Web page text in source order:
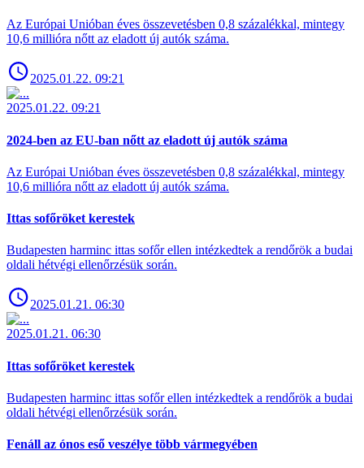
Az Európai Unióban éves összevetésben 0,8 százalékkal, mintegy
10,6 millióra nőtt az eladott új autók száma.
2025.01.22. 09:21
2025.01.22. 09:21
2024-ben az EU-ban nőtt az eladott új autók száma
Az Európai Unióban éves összevetésben 0,8 százalékkal, mintegy
10,6 millióra nőtt az eladott új autók száma.
Ittas sofőröket kerestek
Budapesten harminc ittas sofőr ellen intézkedtek a rendőrök a budai
oldali hétvégi ellenőrzésük során.
2025.01.21. 06:30
2025.01.21. 06:30
Ittas sofőröket kerestek
Budapesten harminc ittas sofőr ellen intézkedtek a rendőrök a budai
oldali hétvégi ellenőrzésük során.
Fenáll az ónos eső veszélye több vármegyében